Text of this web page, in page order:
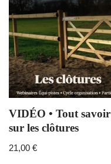
VIDÉO • Tout savoir
sur les clôtures
21,00 €